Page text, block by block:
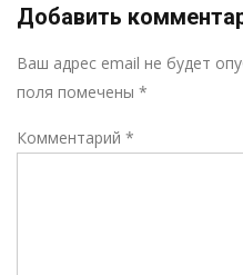
Добавить
Ваш адрес email не будет
поля помечены *
Комментарий *